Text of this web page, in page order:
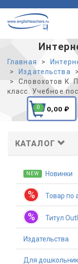
Главная
Издательства
Словохотов К.
класс. Учебное
0 0,00 ₽
КАТАЛОГ
NEW Новинки
% Товар по
% Титул
Издательства
Для